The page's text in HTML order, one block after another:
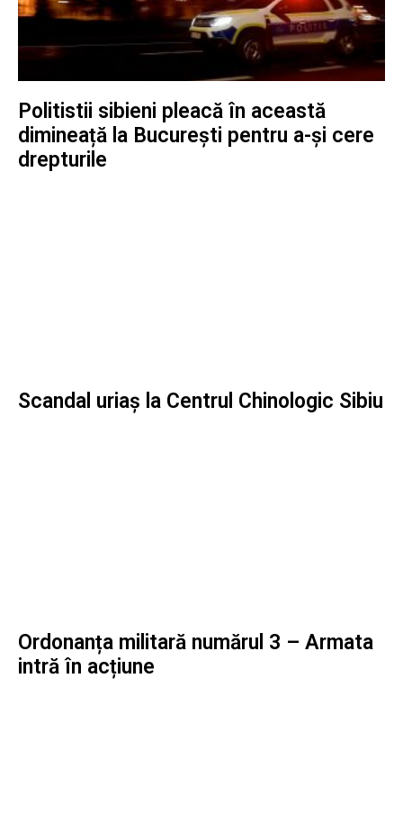
Politistii sibieni pleacă în această
dimineață la București pentru a-și cere
drepturile
Scandal uriaș la Centrul Chinologic Sibiu
Ordonanța militară numărul 3 – Armata
intră în acțiune